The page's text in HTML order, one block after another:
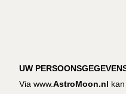
UW
Via www.AstroMoon.nl